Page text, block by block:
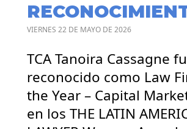
VIERNES 22 DE MAYO DE 2026
TCA Tanoira Cassagne
reconocido como Law
the Year – Capital
en los THE LATIN